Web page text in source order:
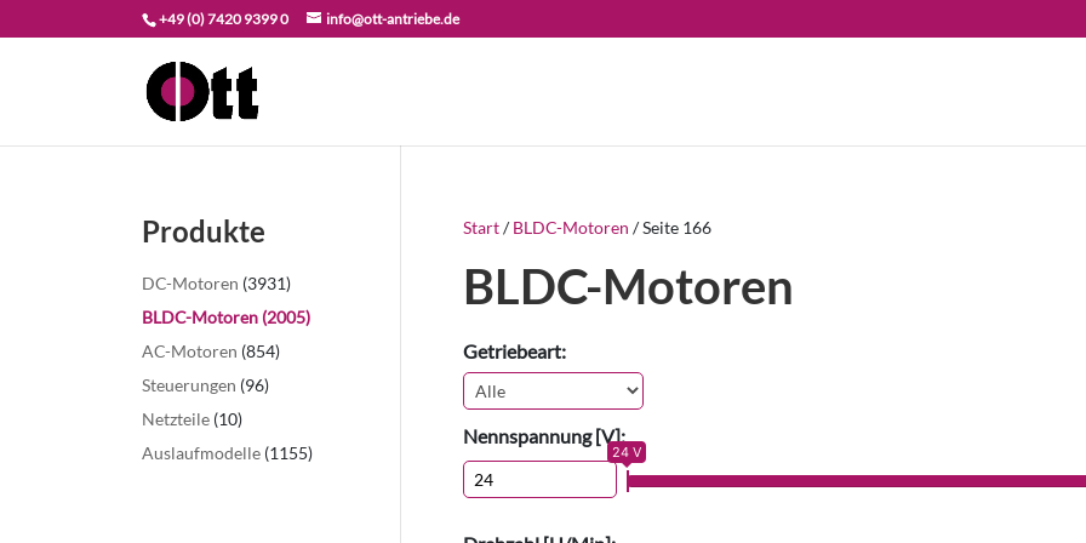
+49 (0) 7420 9399 0 info@ott-antriebe.de
Start/BLDC-Motoren / Seite 166
BLDC-Motoren
Getriebeart:
Nennspannung [V]:
24 V
Produkte
DC-Motoren (3931)
BLDC-Motoren (2005)
AC-Motoren (854)
Steuerungen (96)
Netzteile (10)
Auslaufmodelle (1155)